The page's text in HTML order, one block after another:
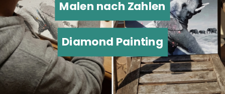
Malen mit Zahlen
Exklusive Gemäldevon Malen nach Zahlen Experte
Malen nach Zahlen
Diamond Painting